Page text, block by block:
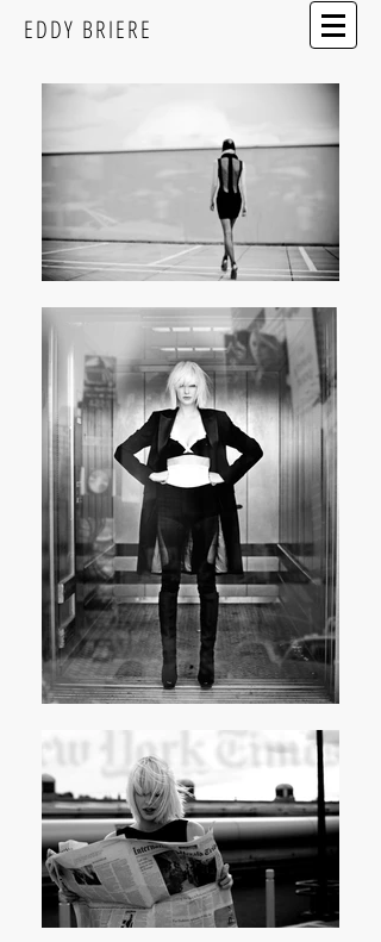
EDDY BRIERE